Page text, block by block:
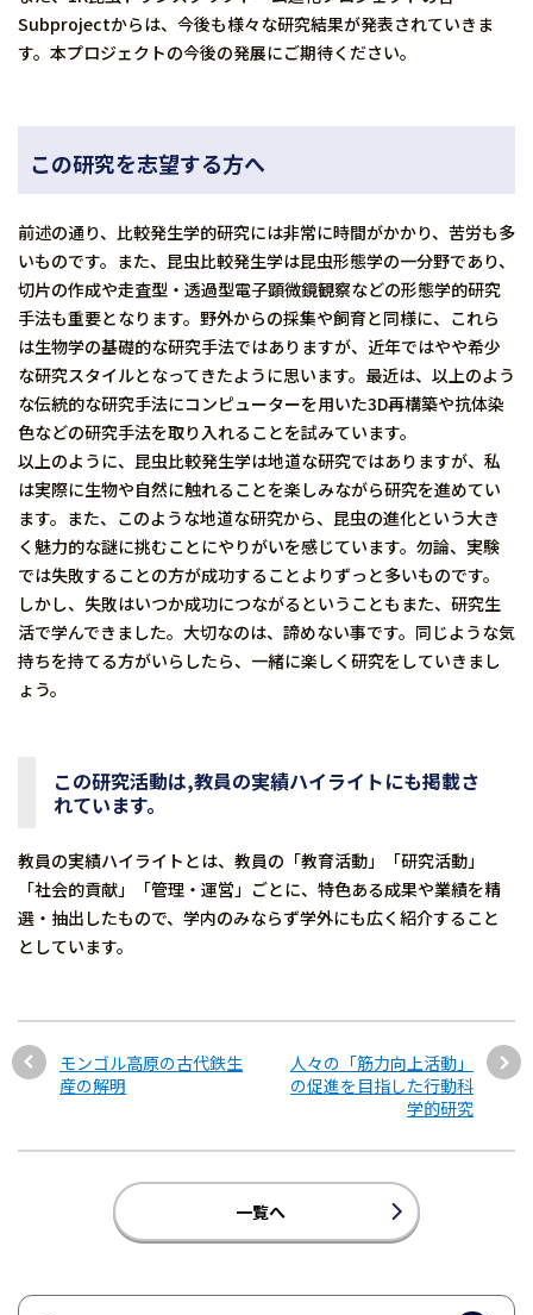
Subprojectからは、今後も様々な研究結果が発表されていきま
す。本プロジェクトの今後の発展にご期待ください。
この研究を志望する方へ
前述の通り、比較発生学的研究には非常に時間がかかり、苦労も多
いものです。また、昆虫比較発生学は昆虫形態学の一分野であり、
切片の作成や走査型・透過型電子顕微鏡観察などの形態学的研究
手法も重要となります。野外からの採集や飼育と同様に、これら
は生物学の基礎的な研究手法ではありますが、近年ではやや希少
な研究スタイルとなってきたように思います。最近は、以上のよう
な伝統的な研究手法にコンピューターを用いた3D再構築や抗体染
色などの研究手法を取り入れることを試みています。
以上のように、昆虫比較発生学は地道な研究ではありますが、私
は実際に生物や自然に触れることを楽しみながら研究を進めてい
ます。また、このような地道な研究から、昆虫の進化という大き
く魅力的な謎に挑むことにやりがいを感じています。勿論、実験
では失敗することの方が成功することよりずっと多いものです。
しかし、失敗はいつか成功につながるということもまた、研究生
活で学んできました。大切なのは、諦めない事です。同じような気
持ちを持てる方がいらしたら、一緒に楽しく研究をしていきまし
ょう。
この研究活動は,教員の実績ハイライトにも掲載さ
れています。
教員の実績ハイライトとは、教員の「教育活動」「研究活動」
「社会的貢献」「管理・運営」ごとに、特色ある成果や業績を精
選・抽出したもので、学内のみならず学外にも広く紹介すること
としています。
モンゴル高原の古代鉄生
産の解明
人々の「筋力向上活動」
の促進を目指した行動科
学的研究
一覧へ